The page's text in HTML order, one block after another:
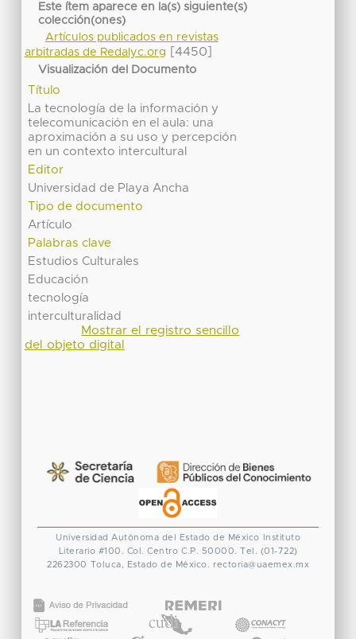
Este ítem aparece en la(s) siguiente(s)
colección(ones)
Artículos publicados en revistas
arbitradas de Redalyc.org
[4450]
Visualización del Documento
Título
La tecnología de la información y
telecomunicación en el aula: una
aproximación a su uso y percepción
en un contexto intercultural
Editor
Universidad de Playa Ancha
Tipo de documento
Artículo
Palabras clave
Estudios Culturales
Educación
tecnología
interculturalidad
Mostrar el registro sencillo
del objeto digital
Universidad Autónoma del Estado de México
Instituto
Literario #100. Col. Centro C.P. 50000. Tel. (01-722)
2262300 Toluca, Estado de México. rectoria@uaemex.mx